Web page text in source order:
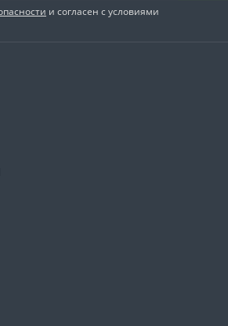
и согласен с условиями